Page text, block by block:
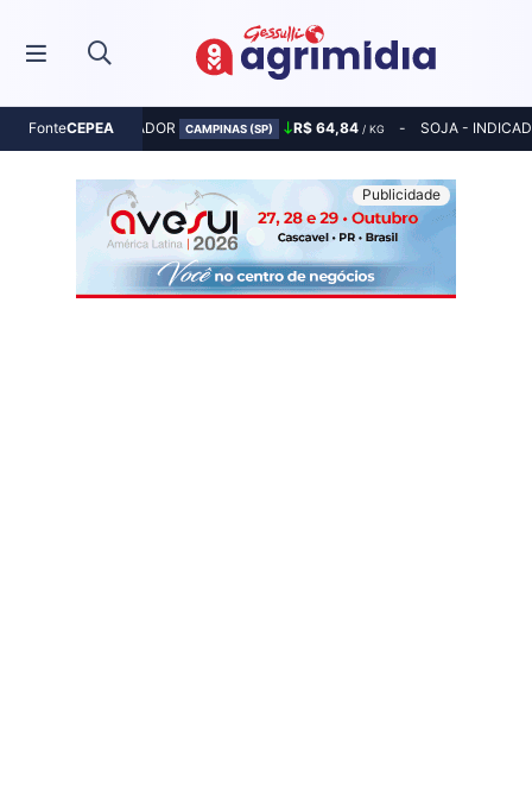
FonteCEPEA
MILHO - INDICADOR CAMPINAS (SP) R$ 64,84 / KG SOJA -